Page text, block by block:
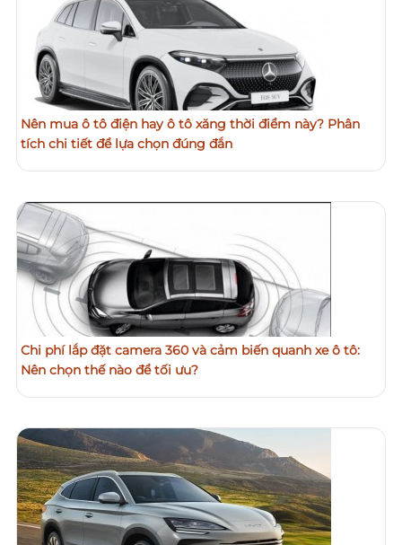
Nên mua ô tô điện hay ô tô xăng thời điểm này? Phân
tích chi tiết để lựa chọn đúng đắn
Chi phí lắp đặt camera 360 và cảm biến quanh xe ô tô:
Nên chọn thế nào để tối ưu?